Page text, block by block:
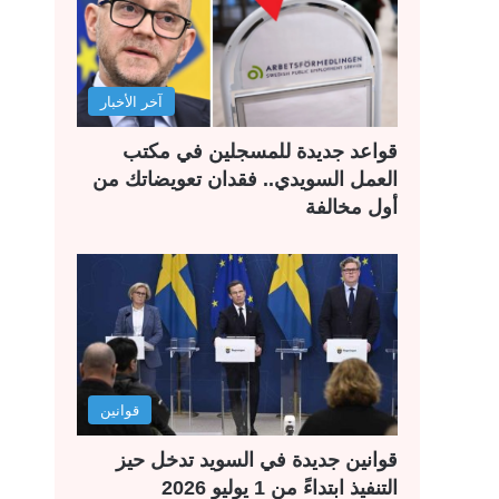
آخر الأخبار
قواعد جديدة للمسجلين في مكتب
العمل السويدي.. فقدان تعويضاتك من
أول مخالفة
قوانين
قوانين جديدة في السويد تدخل حيز
التنفيذ ابتداءً من 1 يوليو 2026